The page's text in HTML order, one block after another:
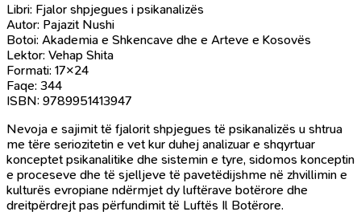
Libri: Fjalor shpjegues i psikanalizës
Autor: Pajazit Nushi
Botoi: Akademia e Shkencave dhe e Arteve e Kosovës
Lektor: Vehap Shita
Formati: 17×24
Faqe: 344
ISBN: 9789951413947
Nevoja e sajimit të fjalorit shpjegues të psikanalizës u shtrua
me tëre seriozitetin e vet kur duhej analizuar e shqyrtuar
konceptet psikanalitike dhe sistemin e tyre, sidomos konceptin
e proceseve dhe të sjelljeve të pavetëdijshme në zhvillimin e
kulturës evropiane ndërmjet dy luftërave botërore dhe
dreitpërdrejt pas përfundimit të Luftës Il Botërore.